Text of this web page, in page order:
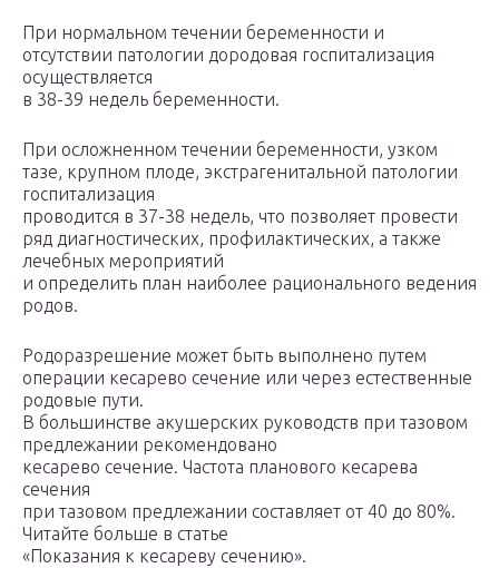
При нормальном течении беременности и
отсутствии патологии дородовая госпитализация
осуществляется
в 38-39 недель беременности.
При осложненном течении беременности, узком
тазе, крупном плоде, экстрагенитальной патологии
госпитализация
проводится в 37-38 недель, что позволяет провести
ряд диагностических, профилактических, а также
лечебных мероприятий
и определить план наиболее рационального ведения
родов.
Родоразрешение может быть выполнено путем
операции кесарево сечение или через естественные
родовые пути.
В большинстве акушерских руководств при тазовом
предлежании рекомендовано
кесарево сечение. Частота планового кесарева
сечения
при тазовом предлежании составляет от 40 до 80%.
Читайте больше в статье
«Показания к кесареву сечению».